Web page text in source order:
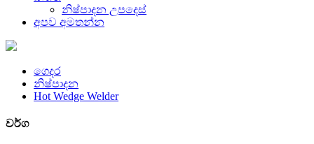
නිෂ්පාදන උපදෙස්
අපව අමතන්න
ගෙදර
නිෂ්පාදන
Hot Wedge Welder
වර්ග